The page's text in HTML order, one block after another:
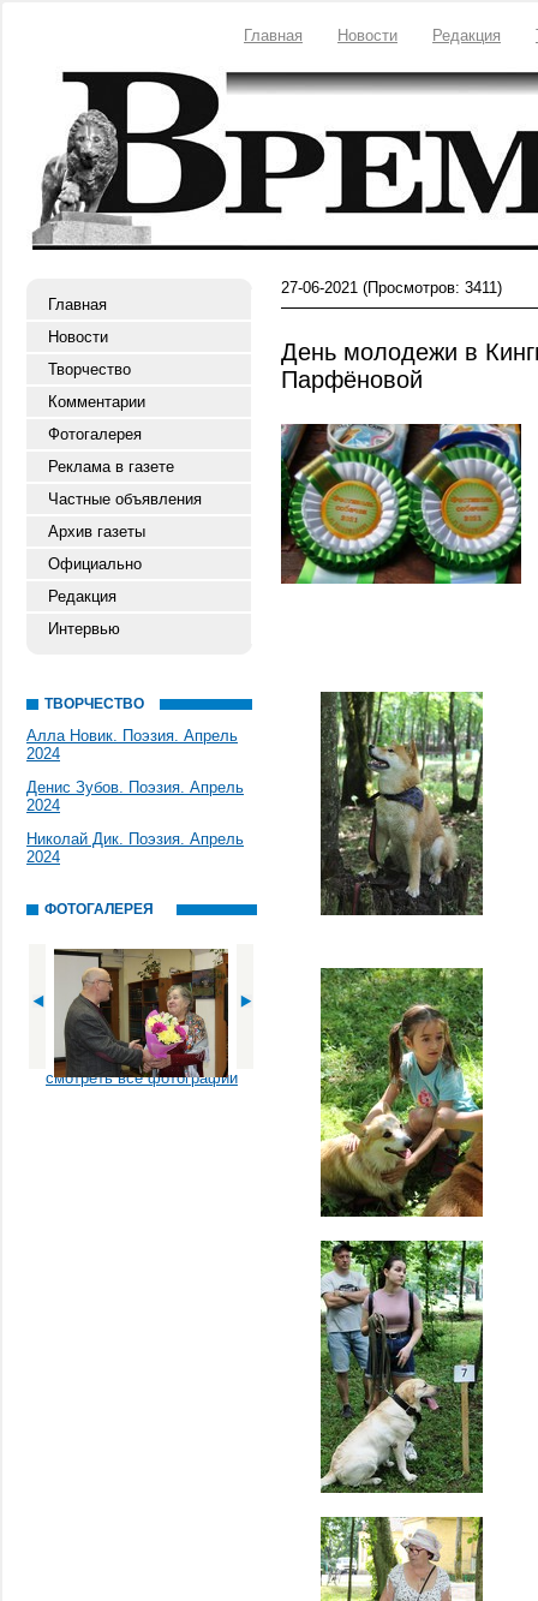
Главная Новости Редакция
Главная
Новости
Творчество
Комментарии
Фотогалерея
Реклама в газете
Частные объявления
Архив газеты
Официально
Редакция
Интервью
ТВОРЧЕСТВО
Алла Новик. Поэзия. Апрель
2024
Денис Зубов. Поэзия. Апрель
2024
Николай Дик. Поэзия. Апрель
2024
ФОТОГАЛЕРЕЯ
смотреть все фотографии
27-06-2021 (Просмотров: 3411)
День молодежи в
Парфёновой